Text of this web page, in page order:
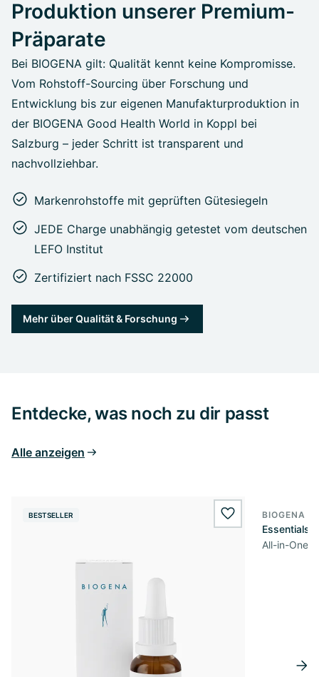
Produktion unserer Premium-
Präparate
Bei BIOGENA gilt: Qualität kennt keine Kompromisse.
Vom Rohstoff-Sourcing über Forschung und
Entwicklung bis zur eigenen Manufakturproduktion in
der BIOGENA Good Health World in Koppl bei
Salzburg – jeder Schritt ist transparent und
nachvollziehbar.
Markenrohstoffe mit geprüften Gütesiegeln
JEDE Charge unabhängig getestet vom deutschen
LEFO Institut
Zertifiziert nach FSSC 22000
Mehr über Qualität & Forschung
Entdecke, was noch zu dir passt
Alle anzeigen
BESTSELLER wishlist.add
BIOGENA
Essentials
All-in-One